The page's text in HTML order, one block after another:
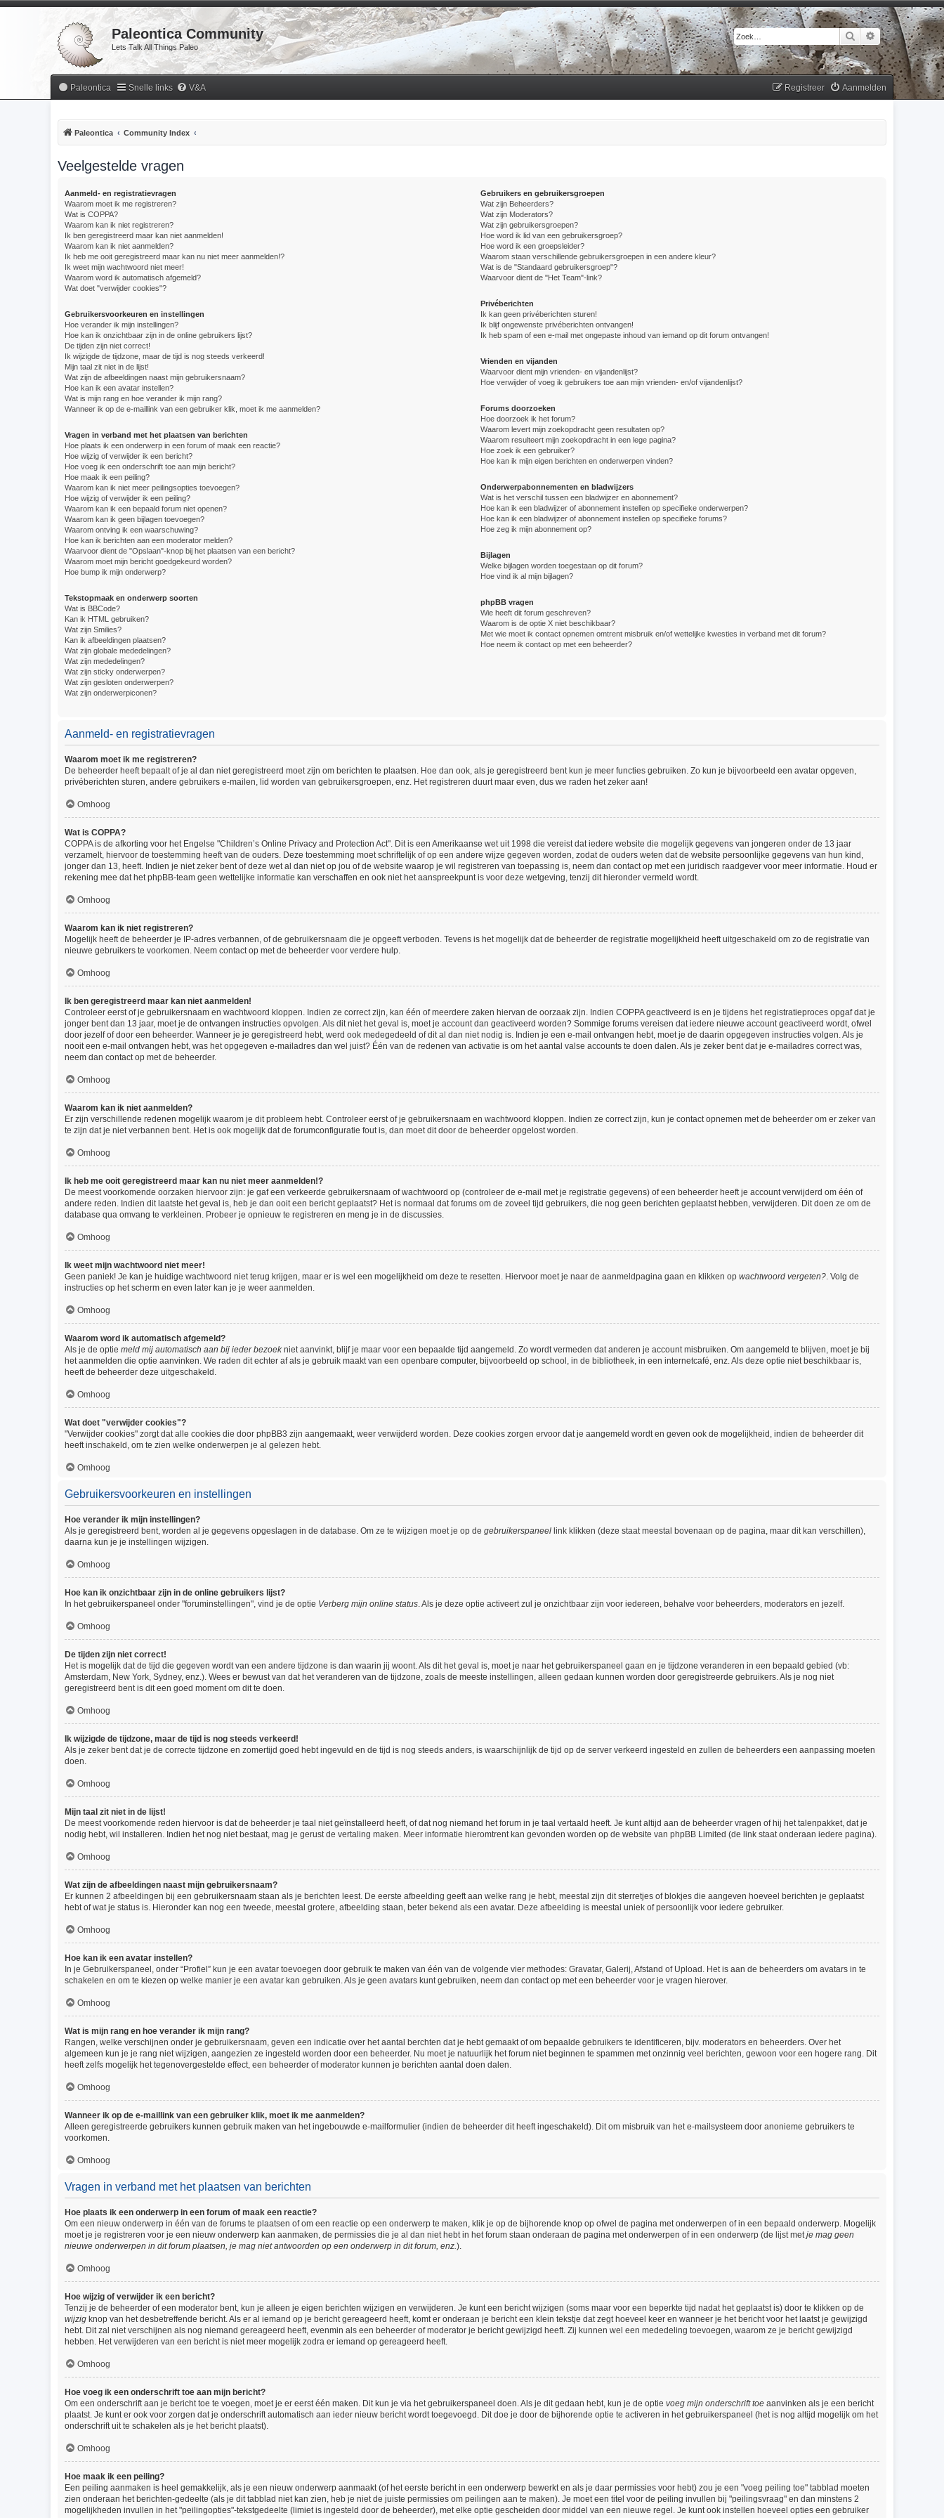
Paleontica Community
Lets Talk All Things Paleo
Zoek Uitgebreid
Paleontica Snelle links V&A Aanmelden
Registreer
Paleontica Community Index
Veelgestelde vragen
Aanmeld- en registratievragen
Waarom moet ik me registreren?
Wat is COPPA?
Waarom kan ik niet registreren?
Ik ben geregistreerd maar kan niet aanmelden!
Waarom kan ik niet aanmelden?
Ik heb me ooit geregistreerd maar kan nu niet meer aanmelden!?
Ik weet mijn wachtwoord niet meer!
Waarom word ik automatisch afgemeld?
Wat doet "verwijder cookies"?
Gebruikersvoorkeuren en instellingen
Hoe verander ik mijn instellingen?
Hoe kan ik onzichtbaar zijn in de online gebruikers lijst?
De tijden zijn niet correct!
Ik wijzigde de tijdzone, maar de tijd is nog steeds verkeerd!
Mijn taal zit niet in de lijst!
Wat zijn de afbeeldingen naast mijn gebruikersnaam?
Hoe kan ik een avatar instellen?
Wat is mijn rang en hoe verander ik mijn rang?
Wanneer ik op de e-maillink van een gebruiker klik, moet ik me aanmelden?
Vragen in verband met het plaatsen van berichten
Hoe plaats ik een onderwerp in een forum of maak een reactie?
Hoe wijzig of verwijder ik een bericht?
Hoe voeg ik een onderschrift toe aan mijn bericht?
Hoe maak ik een peiling?
Waarom kan ik niet meer peilingsopties toevoegen?
Hoe wijzig of verwijder ik een peiling?
Waarom kan ik een bepaald forum niet openen?
Waarom kan ik geen bijlagen toevoegen?
Waarom ontving ik een waarschuwing?
Hoe kan ik berichten aan een moderator melden?
Waarvoor dient de "Opslaan"-knop bij het plaatsen van een bericht?
Waarom moet mijn bericht goedgekeurd worden?
Hoe bump ik mijn onderwerp?
Tekstopmaak en onderwerp soorten
Wat is BBCode?
Kan ik HTML gebruiken?
Wat zijn Smilies?
Kan ik afbeeldingen plaatsen?
Wat zijn globale mededelingen?
Wat zijn mededelingen?
Wat zijn sticky onderwerpen?
Wat zijn gesloten onderwerpen?
Wat zijn onderwerpiconen?
Gebruikers en gebruikersgroepen
Wat zijn Beheerders?
Wat zijn Moderators?
Wat zijn gebruikersgroepen?
Hoe word ik lid van een gebruikersgroep?
Hoe word ik een groepsleider?
Waarom staan verschillende gebruikersgroepen in een andere kleur?
Wat is de "Standaard gebruikersgroep"?
Waarvoor dient de "Het Team"-link?
Privéberichten
Ik kan geen privéberichten sturen!
Ik blijf ongewenste privéberichten ontvangen!
Ik heb spam of een e-mail met ongepaste inhoud van iemand op dit forum ontvangen!
Vrienden en vijanden
Waarvoor dient mijn vrienden- en vijandenlijst?
Hoe verwijder of voeg ik gebruikers toe aan mijn vrienden- en/of vijandenlijst?
Forums doorzoeken
Hoe doorzoek ik het forum?
Waarom levert mijn zoekopdracht geen resultaten op?
Waarom resulteert mijn zoekopdracht in een lege pagina?
Hoe zoek ik een gebruiker?
Hoe kan ik mijn eigen berichten en onderwerpen vinden?
Onderwerpabonnementen en bladwijzers
Wat is het verschil tussen een bladwijzer en abonnement?
Hoe kan ik een bladwijzer of abonnement instellen op specifieke onderwerpen?
Hoe kan ik een bladwijzer of abonnement instellen op specifieke forums?
Hoe zeg ik mijn abonnement op?
Bijlagen
Welke bijlagen worden toegestaan op dit forum?
Hoe vind ik al mijn bijlagen?
phpBB vragen
Wie heeft dit forum geschreven?
Waarom is de optie X niet beschikbaar?
Met wie moet ik contact opnemen omtrent misbruik en/of wettelijke kwesties in verband met dit forum?
Hoe neem ik contact op met een beheerder?
Aanmeld- en registratievragen
Waarom moet ik me registreren?
De beheerder heeft bepaalt of je al dan niet geregistreerd moet zijn om berichten te plaatsen. Hoe dan ook, als je geregistreerd bent kun je meer functies gebruiken. Zo kun je bijvoorbeeld een avatar opgeven,
privéberichten sturen, andere gebruikers e-mailen, lid worden van gebruikersgroepen, enz. Het registreren duurt maar even, dus we raden het zeker aan!
Omhoog
Wat is COPPA?
COPPA is de afkorting voor het Engelse "Children’s Online Privacy and Protection Act". Dit is een Amerikaanse wet uit 1998 die vereist dat iedere website die mogelijk gegevens van jongeren onder de 13 jaar
verzamelt, hiervoor de toestemming heeft van de ouders. Deze toestemming moet schriftelijk of op een andere wijze gegeven worden, zodat de ouders weten dat de website persoonlijke gegevens van hun kind,
jonger dan 13, heeft. Indien je niet zeker bent of deze wet al dan niet op jou of de website waarop je wil registreren van toepassing is, neem dan contact op met een juridisch raadgever voor meer informatie. Houd er
rekening mee dat het phpBB-team geen wettelijke informatie kan verschaffen en ook niet het aanspreekpunt is voor deze wetgeving, tenzij dit hieronder vermeld wordt.
Omhoog
Waarom kan ik niet registreren?
Mogelijk heeft de beheerder je IP-adres verbannen, of de gebruikersnaam die je opgeeft verboden. Tevens is het mogelijk dat de beheerder de registratie mogelijkheid heeft uitgeschakeld om zo de registratie van
nieuwe gebruikers te voorkomen. Neem contact op met de beheerder voor verdere hulp.
Omhoog
Ik ben geregistreerd maar kan niet aanmelden!
Controleer eerst of je gebruikersnaam en wachtwoord kloppen. Indien ze correct zijn, kan één of meerdere zaken hiervan de oorzaak zijn. Indien COPPA geactiveerd is en je tijdens het registratieproces opgaf dat je
jonger bent dan 13 jaar, moet je de ontvangen instructies opvolgen. Als dit niet het geval is, moet je account dan geactiveerd worden? Sommige forums vereisen dat iedere nieuwe account geactiveerd wordt, ofwel
door jezelf of door een beheerder. Wanneer je je geregistreerd hebt, werd ook medegedeeld of dit al dan niet nodig is. Indien je een e-mail ontvangen hebt, moet je de daarin opgegeven instructies volgen. Als je
nooit een e-mail ontvangen hebt, was het opgegeven e-mailadres dan wel juist? Één van de redenen van activatie is om het aantal valse accounts te doen dalen. Als je zeker bent dat je e-mailadres correct was,
neem dan contact op met de beheerder.
Omhoog
Waarom kan ik niet aanmelden?
Er zijn verschillende redenen mogelijk waarom je dit probleem hebt. Controleer eerst of je gebruikersnaam en wachtwoord kloppen. Indien ze correct zijn, kun je contact opnemen met de beheerder om er zeker van
te zijn dat je niet verbannen bent. Het is ook mogelijk dat de forumconfiguratie fout is, dan moet dit door de beheerder opgelost worden.
Omhoog
Ik heb me ooit geregistreerd maar kan nu niet meer aanmelden!?
De meest voorkomende oorzaken hiervoor zijn: je gaf een verkeerde gebruikersnaam of wachtwoord op (controleer de e-mail met je registratie gegevens) of een beheerder heeft je account verwijderd om één of
andere reden. Indien dit laatste het geval is, heb je dan ooit een bericht geplaatst? Het is normaal dat forums om de zoveel tijd gebruikers, die nog geen berichten geplaatst hebben, verwijderen. Dit doen ze om de
database qua omvang te verkleinen. Probeer je opnieuw te registreren en meng je in de discussies.
Omhoog
Ik weet mijn wachtwoord niet meer!
Geen paniek! Je kan je huidige wachtwoord niet terug krijgen, maar er is wel een mogelijkheid om deze te resetten. Hiervoor moet je naar de aanmeldpagina gaan en klikken op wachtwoord vergeten?. Volg de
instructies op het scherm en even later kan je je weer aanmelden.
Omhoog
Waarom word ik automatisch afgemeld?
Als je de optie meld mij automatisch aan bij ieder bezoekniet aanvinkt, blijf je maar voor een bepaalde tijd aangemeld. Zo wordt vermeden dat anderen je account misbruiken. Om aangemeld te blijven, moet je bij
het aanmelden die optie aanvinken. We raden dit echter af als je gebruik maakt van een openbare computer, bijvoorbeeld op school, in de bibliotheek, in een internetcafé, enz. Als deze optie niet beschikbaar is,
heeft de beheerder deze uitgeschakeld.
Omhoog
Wat doet "verwijder cookies"?
"Verwijder cookies" zorgt dat alle cookies die door phpBB3 zijn aangemaakt, weer verwijderd worden. Deze cookies zorgen ervoor dat je aangemeld wordt en geven ook de mogelijkheid, indien de beheerder dit
heeft inschakeld, om te zien welke onderwerpen je al gelezen hebt.
Omhoog
Gebruikersvoorkeuren en instellingen
Hoe verander ik mijn instellingen?
Als je geregistreerd bent, worden al je gegevens opgeslagen in de database. Om ze te wijzigen moet je op de gebruikerspaneel link klikken (deze staat meestal bovenaan op de pagina, maar dit kan verschillen),
daarna kun je je instellingen wijzigen.
Omhoog
Hoe kan ik onzichtbaar zijn in de online gebruikers lijst?
In het gebruikerspaneel onder "foruminstellingen", vind je de optie Verberg mijn online status. Als je deze optie activeert zul je onzichtbaar zijn voor iedereen, behalve voor beheerders, moderators en jezelf.
Omhoog
De tijden zijn niet correct!
Het is mogelijk dat de tijd die gegeven wordt van een andere tijdzone is dan waarin jij woont. Als dit het geval is, moet je naar het gebruikerspaneel gaan en je tijdzone veranderen in een bepaald gebied (vb:
Amsterdam, New York, Sydney, enz.). Wees er bewust van dat het veranderen van de tijdzone, zoals de meeste instellingen, alleen gedaan kunnen worden door geregistreerde gebruikers. Als je nog niet
geregistreerd bent is dit een goed moment om dit te doen.
Omhoog
Ik wijzigde de tijdzone, maar de tijd is nog steeds verkeerd!
Als je zeker bent dat je de correcte tijdzone en zomertijd goed hebt ingevuld en de tijd is nog steeds anders, is waarschijnlijk de tijd op de server verkeerd ingesteld en zullen de beheerders een aanpassing moeten
doen.
Omhoog
Mijn taal zit niet in de lijst!
De meest voorkomende reden hiervoor is dat de beheerder je taal niet geïnstalleerd heeft, of dat nog niemand het forum in je taal vertaald heeft. Je kunt altijd aan de beheerder vragen of hij het talenpakket, dat je
nodig hebt, wil installeren. Indien het nog niet bestaat, mag je gerust de vertaling maken. Meer informatie hieromtrent kan gevonden worden op de website van phpBB Limited (de link staat onderaan iedere pagina).
Omhoog
Wat zijn de afbeeldingen naast mijn gebruikersnaam?
Er kunnen 2 afbeeldingen bij een gebruikersnaam staan als je berichten leest. De eerste afbeelding geeft aan welke rang je hebt, meestal zijn dit sterretjes of blokjes die aangeven hoeveel berichten je geplaatst
hebt of wat je status is. Hieronder kan nog een tweede, meestal grotere, afbeelding staan, beter bekend als een avatar. Deze afbeelding is meestal uniek of persoonlijk voor iedere gebruiker.
Omhoog
Hoe kan ik een avatar instellen?
In je Gebruikerspaneel, onder “Profiel” kun je een avatar toevoegen door gebruik te maken van één van de volgende vier methodes: Gravatar, Galerij, Afstand of Upload. Het is aan de beheerders om avatars in te
schakelen en om te kiezen op welke manier je een avatar kan gebruiken. Als je geen avatars kunt gebruiken, neem dan contact op met een beheerder voor je vragen hierover.
Omhoog
Wat is mijn rang en hoe verander ik mijn rang?
Rangen, welke verschijnen onder je gebruikersnaam, geven een indicatie over het aantal berchten dat je hebt gemaakt of om bepaalde gebruikers te identificeren, bijv. moderators en beheerders. Over het
algemeen kun je je rang niet wijzigen, aangezien ze ingesteld worden door een beheerder. Nu moet je natuurlijk het forum niet beginnen te spammen met onzinnig veel berichten, gewoon voor een hogere rang. Dit
heeft zelfs mogelijk het tegenovergestelde effect, een beheerder of moderator kunnen je berichten aantal doen dalen.
Omhoog
Wanneer ik op de e-maillink van een gebruiker klik, moet ik me aanmelden?
Alleen geregistreerde gebruikers kunnen gebruik maken van het ingebouwde e-mailformulier (indien de beheerder dit heeft ingeschakeld). Dit om misbruik van het e-mailsysteem door anonieme gebruikers te
voorkomen.
Omhoog
Vragen in verband met het plaatsen van berichten
Hoe plaats ik een onderwerp in een forum of maak een reactie?
Om een nieuw onderwerp in één van de forums te plaatsen of om een reactie op een onderwerp te maken, klik je op de bijhorende knop op ofwel de pagina met onderwerpen of in een bepaald onderwerp. Mogelijk
moet je je registreren voor je een nieuw onderwerp kan aanmaken, de permissies die je al dan niet hebt in het forum staan onderaan de pagina met onderwerpen of in een onderwerp (de lijst metje mag geen
nieuwe onderwerpen in dit forum plaatsen, je mag niet antwoorden op een onderwerp in dit forum, enz.).
Omhoog
Hoe wijzig of verwijder ik een bericht?
Tenzij je de beheerder of een moderator bent, kun je alleen je eigen berichten wijzigen en verwijderen. Je kunt een bericht wijzigen (soms maar voor een beperkte tijd nadat het geplaatst is) door te klikken op de
wijzig knop van het desbetreffende bericht. Als er al iemand op je bericht gereageerd heeft, komt er onderaan je bericht een klein tekstje dat zegt hoeveel keer en wanneer je het bericht voor het laatst je gewijzigd
hebt. Dit zal niet verschijnen als nog niemand gereageerd heeft, evenmin als een beheerder of moderator je bericht gewijzigd heeft. Zij kunnen wel een mededeling toevoegen, waarom ze je bericht gewijzigd
hebben. Het verwijderen van een bericht is niet meer mogelijk zodra er iemand op gereageerd heeft.
Omhoog
Hoe voeg ik een onderschrift toe aan mijn bericht?
Om een onderschrift aan je bericht toe te voegen, moet je er eerst één maken. Dit kun je via het gebruikerspaneel doen. Als je dit gedaan hebt, kun je de optie voeg mijn onderschrift toe aanvinken als je een bericht
plaatst. Je kunt er ook voor zorgen dat je onderschrift automatisch aan ieder nieuw bericht wordt toegevoegd. Dit doe je door de bijhorende optie te activeren in het gebruikerspaneel (het is nog altijd mogelijk om het
onderschrift uit te schakelen als je het bericht plaatst).
Omhoog
Hoe maak ik een peiling?
Een peiling aanmaken is heel gemakkelijk, als je een nieuw onderwerp aanmaakt (of het eerste bericht in een onderwerp bewerkt en als je daar permissies voor hebt) zou je een "voeg peiling toe" tabblad moeten
zien onderaan het berichten-gedeelte (als je dit tabblad niet kan zien, heb je niet de juiste permissies om peilingen aan te maken). Je moet een titel voor de peiling invullen bij "peilingsvraag" en dan minstens 2
mogelijkheden invullen in het "peilingopties"-tekstgedeelte (limiet is ingesteld door de beheerder), met elke optie gescheiden door middel van een nieuwe regel. Je kunt ook instellen hoeveel opties een gebruiker